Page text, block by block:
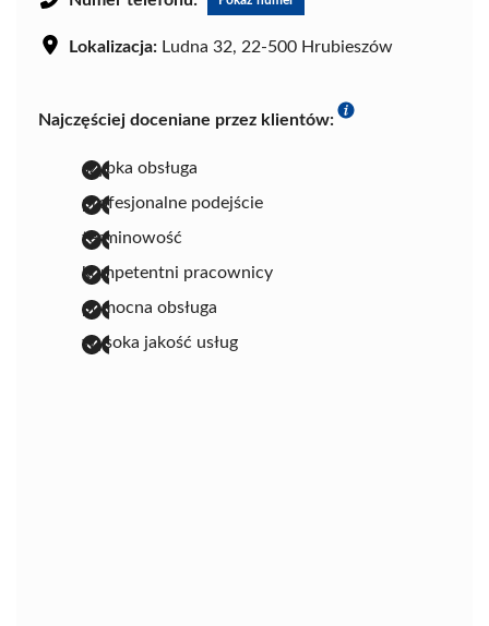
Lokalizacja: Ludna 32, 22-500 Hrubieszów
Najczęściej doceniane przez klientów:
szybka obsługa
profesjonalne podejście
terminowość
kompetentni pracownicy
pomocna obsługa
wysoka jakość usług